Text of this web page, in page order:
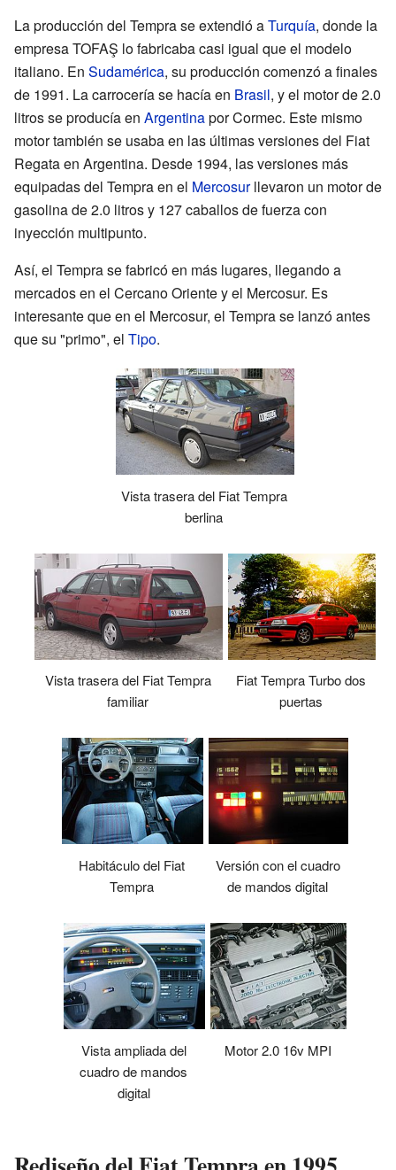
La producción del Tempra se extendió aTurquía, donde la
empresa TOFAŞ lo fabricaba casi igual que el modelo
italiano. En Sudamérica, su producción comenzó a finales
de 1991. La carrocería se hacía en Brasil, y el motor de 2.0
litros se producía en Argentinapor Cormec. Este mismo
motor también se usaba en las últimas versiones del Fiat
Regata en Argentina. Desde 1994, las versiones más
equipadas del Tempra en el Mercosurllevaron un motor de
gasolina de 2.0 litros y 127 caballos de fuerza con
inyección multipunto.
Así, el Tempra se fabricó en más lugares, llegando a
mercados en el Cercano Oriente y el Mercosur. Es
interesante que en el Mercosur, el Tempra se lanzó antes
que su "primo", el Tipo.
Vista trasera del Fiat Tempra
berlina
Vista trasera del Fiat Tempra
familiar
Fiat Tempra Turbo dos
puertas
Habitáculo del Fiat
Tempra
Versión con el cuadro
de mandos digital
Vista ampliada del
cuadro de mandos
digital
Motor 2.0 16v MPI